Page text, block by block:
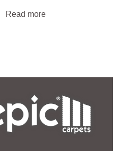
Read more